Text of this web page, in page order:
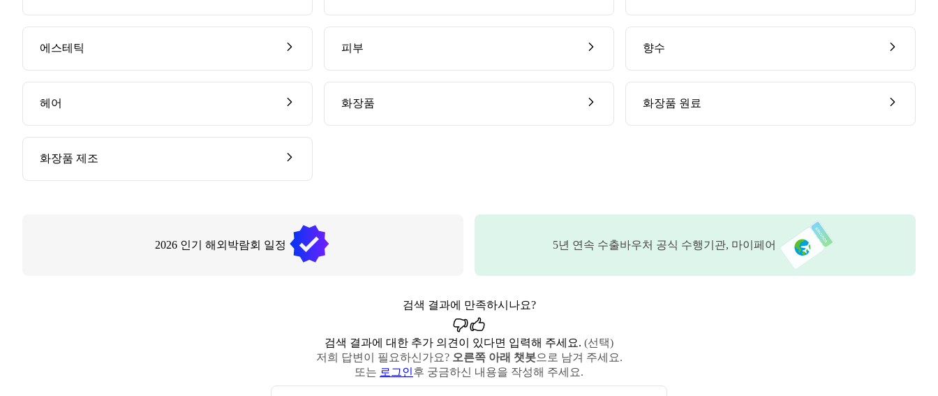
에스테틱 피부 향수
헤어 화장품 화장품 원료
화장품 제조
2026 인기 해외박람회 일정 5년 연속 수출바우처 공식 수행기관, 마이페어
검색 결과에 만족하시나요?
검색 결과에 대한 추가 의견이 있다면 입력해 주세요. (선택)
저희 답변이 필요하신가요? 오른쪽 아래 챗봇으로 남겨 주세요.
또는 로그인후 궁금하신 내용을 작성해 주세요.